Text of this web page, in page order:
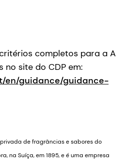
completos para a A
no site do CDP em:
en/guidance/guidance-
de fragrâncias e sabores do
na Suíça, em 1895, e é uma empresa